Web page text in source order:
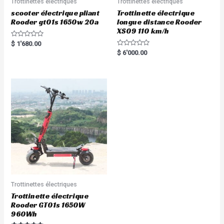
scooter électrique pliant
Rooder gt01s 1650w 20a
R
a
f
5
$ 1'680.00
Trottinette électrique
longue distance Rooder
XS09 110 km/h
R
a
$ 6'000.00
Trottinettes électriques
Trottinette électrique
Rooder GT01s 1650W
960Wh